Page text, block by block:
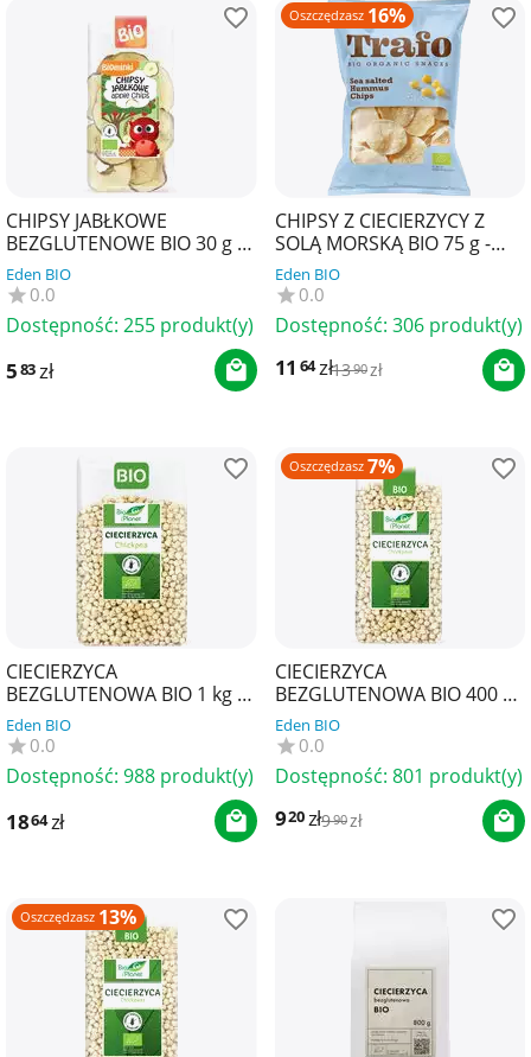
CHIPSY JABŁKOWE
BEZGLUTENOWE BIO 30 g -
BIOMINKI
Eden BIO
0.0
Dostępność: 255 produkt(y)
583zł
Oszczędzasz 16%
CHIPSY Z CIECIERZYCY Z
SOLĄ MORSKĄ BIO 75 g -
TRAFO
Eden BIO
0.0
Dostępność: 306 produkt(y)
11 64zł1390zł
CIECIERZYCA
BEZGLUTENOWA BIO 1 kg -
BIO PLANET
Eden BIO
0.0
Dostępność: 988 produkt(y)
1864zł
Oszczędzasz 7%
CIECIERZYCA
BEZGLUTENOWA BIO 400 g -
BIO PLANET
Eden BIO
0.0
Dostępność: 801 produkt(y)
920zł990zł
Oszczędzasz 13%